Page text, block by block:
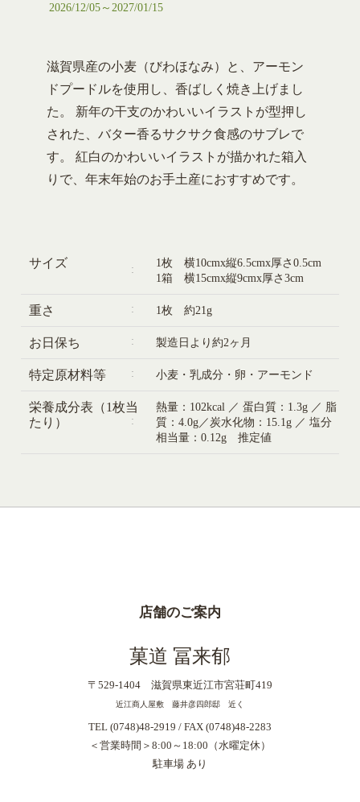
2026/12/05～2027/01/15
滋賀県産の小麦（びわほなみ）と、アーモン
ドプードルを使用し、香ばしく焼き上げまし
た。 新年の干支のかわいいイラストが型押し
された、バター香るサクサク食感のサブレで
す。 紅白のかわいいイラストが描かれた箱入
りで、年末年始のお手土産におすすめです。
サイズ
1枚 横10cmx縦6.5cmx厚さ0.5cm
1箱 横15cmx縦9cmx厚さ3cm
重さ 1枚 約21g
お日保ち 製造日より約2ヶ月
特定原材料等 小麦・乳成分・卵・アーモンド
栄養成分表（1枚当
たり）
熱量：102kcal ／ 蛋白質：1.3g ／ 脂
質：4.0g／炭水化物：15.1g ／ 塩分
相当量：0.12g 推定値
店舗のご案内
菓道 冨来郁
〒529-1404 滋賀県東近江市宮荘町419
近江商人屋敷 藤井彦四郎邸 近く
TEL (0748)48-2919 / FAX (0748)48-2283
＜営業時間＞8:00～18:00（水曜定休）
駐車場 あり